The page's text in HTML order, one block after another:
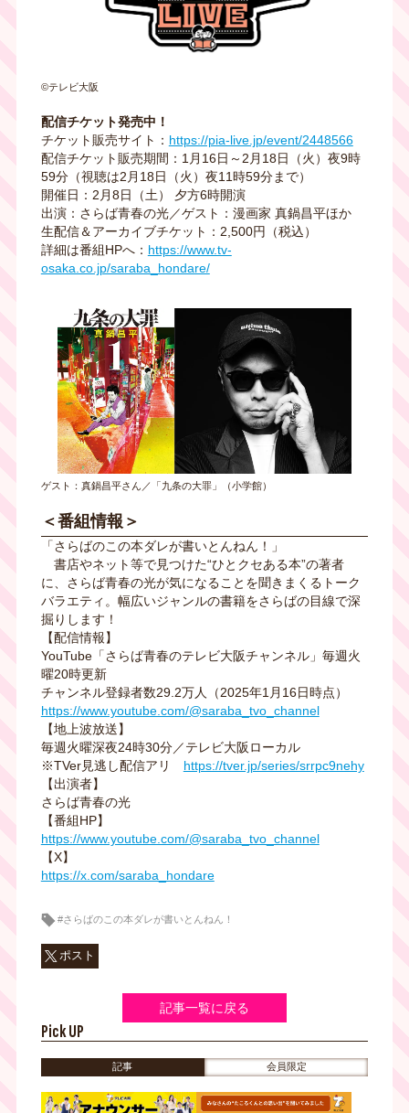
©テレビ大阪
配信チケット発売中！
チケット販売サイト： https://pia-live.jp/event/2448566
配信チケット販売期間：1月16日～2月18日（火）夜9時
59分（視聴は2月18日（火）夜11時59分まで）
開催日：2月8日（土） 夕方6時開演
出演：さらば青春の光／ゲスト：漫画家 真鍋昌平ほか
生配信＆アーカイブチケット：2,500円（税込）
詳細は番組HPへ： https://www.tv-
osaka.co.jp/saraba_hondare/
ゲスト：真鍋昌平さん／「九条の大罪」（小学館）
＜番組情報＞
「さらばのこの本ダレが書いとんねん！」
書店やネット等で見つけた“ひとクセある本”の著者
に、さらば青春の光が気になることを聞きまくるトーク
バラエティ。幅広いジャンルの書籍をさらばの目線で深
掘りします！
【配信情報】
YouTube「さらば⻘春のテレビ⼤阪チャンネル」毎週火
曜20時更新
チャンネル登録者数29.2万人（2025年1月16日時点）
https://www.youtube.com/@saraba_tvo_channel
【地上波放送】
毎週火曜深夜24時30分／テレビ大阪ローカル
※TVer見逃し配信アリ https://tver.jp/series/srrpc9nehy
【出演者】
さらば青春の光
【番組HP】
https://www.youtube.com/@saraba_tvo_channel
【X】
https://x.com/saraba_hondare
#さらばのこの本ダレが書いとんねん！
ポスト
記事一覧に戻る
Pick UP
記事 会員限定